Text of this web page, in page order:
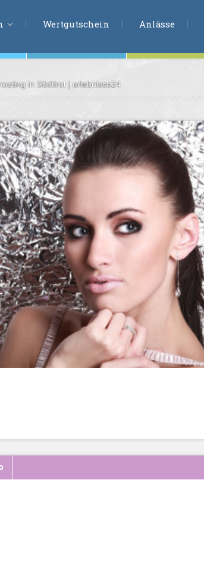
Wertgutschein Anlässe
in Südtirol | erlebnisse24